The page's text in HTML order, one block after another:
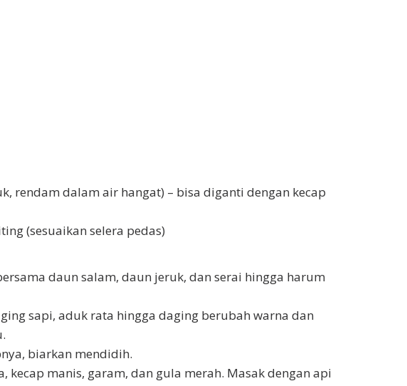
rendam dalam air hangat) – bisa diganti dengan kecap
(sesuaikan selera pedas)
daun salam, daun jeruk, dan serai hingga harum
sapi, aduk rata hingga daging berubah warna dan
biarkan mendidih.
kecap manis, garam, dan gula merah. Masak dengan api